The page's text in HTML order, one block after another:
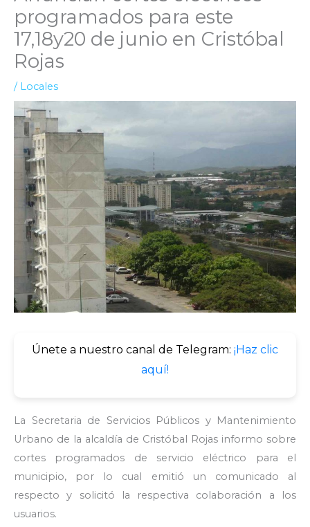
programados para este
17,18y20 de junio en Cristóbal
Rojas
/ Locales
Únete a nuestro canal de Telegram: ¡Haz clic
aquí!
La Secretaria de Servicios Públicos y Mantenimiento
Urbano de la alcaldía de Cristóbal Rojas informo sobre
cortes programados de servicio eléctrico para el
municipio, por lo cual emitió un comunicado al
respecto y solicitó la respectiva colaboración a los
usuarios.